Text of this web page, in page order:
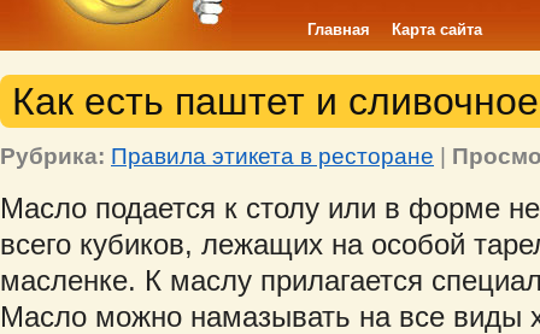
Главная Карта сайта
Как есть паштет и
Рубрика: Правила этикета в ресторане |
Масло подается к столу или в форме
всего кубиков, лежащих на особой
масленке. К маслу прилагается
Масло можно намазывать на все виды